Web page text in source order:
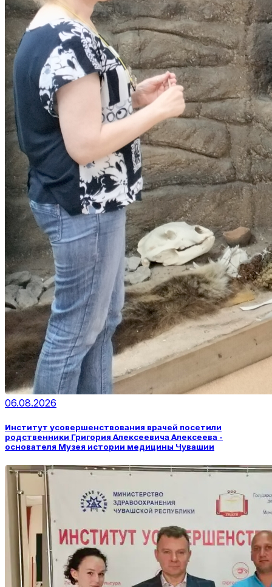
06.08.2026
Институт усовершенствования врачей посетили
родственники Григория Алексеевича Алексеева -
основателя Музея истории медицины Чувашии